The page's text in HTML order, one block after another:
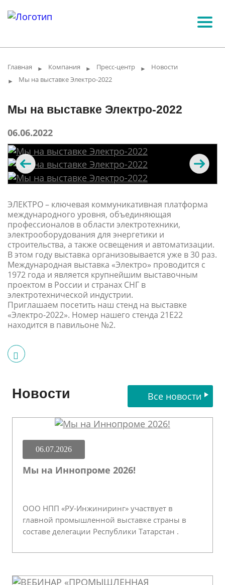
Главная ► Компания ► Пресс-центр ► Новости
► Мы на выставке Электро-2022
Мы на выставке Электро-2022
06.06.2022
ЭЛЕКТРО – ключевая коммуникативная платформа
международного уровня, объединяющая
профессионалов в области электротехники,
электрооборудования для энергетики и
строительства, а также освещения и автоматизации.
В этом году выставка организовывается уже в 30 раз.
Международная выставка «Электро» проводится с
1972 года и является крупнейшим выставочным
проектом в России и странах СНГ в
электротехнической индустрии.
Приглашаем посетить наш стенд на выставке
«Электро-2022». Номер нашего стенда 21E22
находится в павильоне №2.
Новости Все новости
06.07.2026
Мы на Иннопроме 2026!
ООО НПП «РУ-Инжиниринг» участвует в
главной промышленной выставке страны в
составе делегации Республики Татарстан .